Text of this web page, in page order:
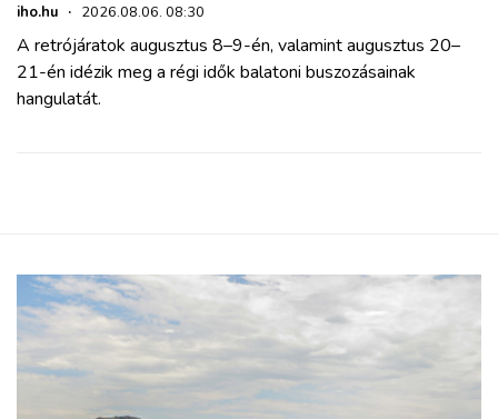
BLOG
ARCHÍVUM
REGISZTRÁCIÓ
iho.hu · 2026.08.06. 08:30
A retrójáratok augusztus 8–9-én, valamint augusztus 20–
21-én idézik meg a régi idők balatoni buszozásainak
hangulatát.